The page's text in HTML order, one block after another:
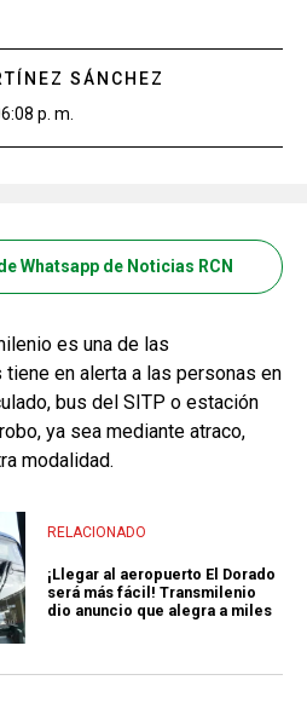
SÁNCHEZ
p. m.
Whatsapp de Noticias RCN
es una de las
en alerta a las personas en
bus del SITP o estación
ya sea mediante atraco,
modalidad.
RELACIONADO
¡Llegar al aeropuerto El Dorado
será más fácil! Transmilenio
dio anuncio que alegra a miles